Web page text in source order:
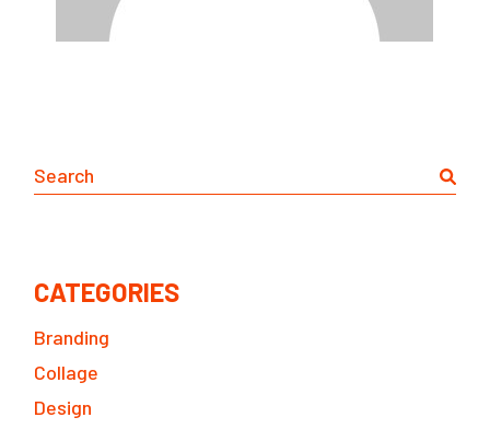
CATEGORIES
Branding
Collage
Design